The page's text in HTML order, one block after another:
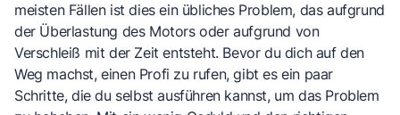
meisten Fällen ist dies ein übliches Problem, das aufgrund
der Überlastung des Motors oder aufgrund von
Verschleiß mit der Zeit entsteht. Bevor du dich auf den
Weg machst, einen Profi zu rufen, gibt es ein paar
Schritte, die du selbst ausführen kannst, um das Problem